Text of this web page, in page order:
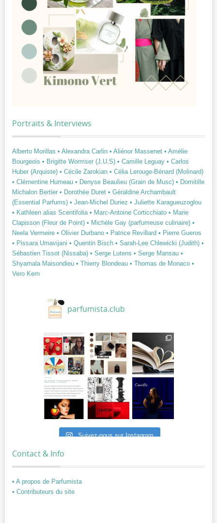
Portraits & Interviews
Alberto Morillas • Alexandra Carlin • Aliénor Massenet • Amélie
Bourgeois • Brigitte Wormser (J.U.S) • Camille Leguay • Carlos
Huber (Arquiste) • Cécile Zarokian • Célia Lerouge-Bénard (Molinard)
• Clémentine Humeau • Denyse Beaulieu (Grain de Musc) • Domitille
Michalon Bertier • Dorothée Duret • Géraldine Archambault
(Essential Parfums) • Jean-Michel Duriez • Juliette Karagueuzoglou
• Kathleen alias Scentifolia • Marc-Antoine Corticchiato • Marie
Clapisson (Fleur de Point) • Michèle Gay (parfumeuse culinaire) •
Neela Vermeire • Olivier Durbano • Patrice Revillard • Pierre Gueros
• Pissara Umavijani • Quentin Bisch • Sarah-Lee Chlewicki (Judith) •
Sébastien Tissot (Nissaba) • Serge Lutens • Serge Mansau •
Shyamala Maisondieu • Thierry Blondeau • Thomas de Monaco •
Vero Kern
parfumista.club
Suivez-nous sur Instagram
Contact & Info
• A propos de Parfumista
• Contributeurs du site